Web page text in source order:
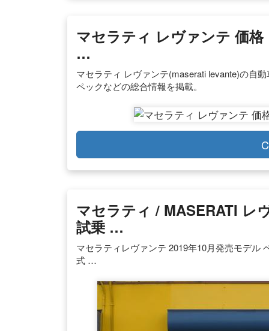
マセラティ レヴァンテ 価
…
マセラティ レヴァンテ(maserati levante)の自
ペックなどの総合情報を掲載。
マセラティ / MASERATI レ
試乗 …
マセラティレヴァンテ 2019年10月発売モデル
式 …